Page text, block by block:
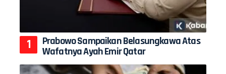
Prabowo Sampaikan Belasungkawa Atas
Wafatnya Ayah Emir Qatar